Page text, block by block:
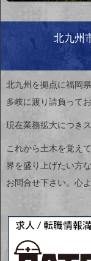
北九州
北九州を拠点に福岡
多岐に渡り請負ってお
現在業務拡大につき
これから土木を覚え
界を盛り上げたい方
お問合せ下さい。心